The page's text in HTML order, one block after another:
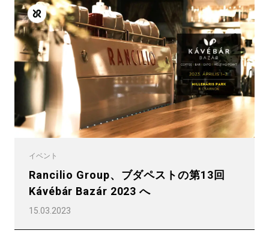
イベント
Rancilio Group、ブダペストの第13回
Kávébár Bazár 2023 へ
15.03.2023